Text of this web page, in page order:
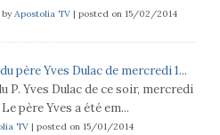
byApostolia TV| posted on 15/02/2014
père Yves Dulac de mercredi 1...
15 janvier 2014, est annulée ! Le père Yves a été em...
TV| posted on 15/01/2014